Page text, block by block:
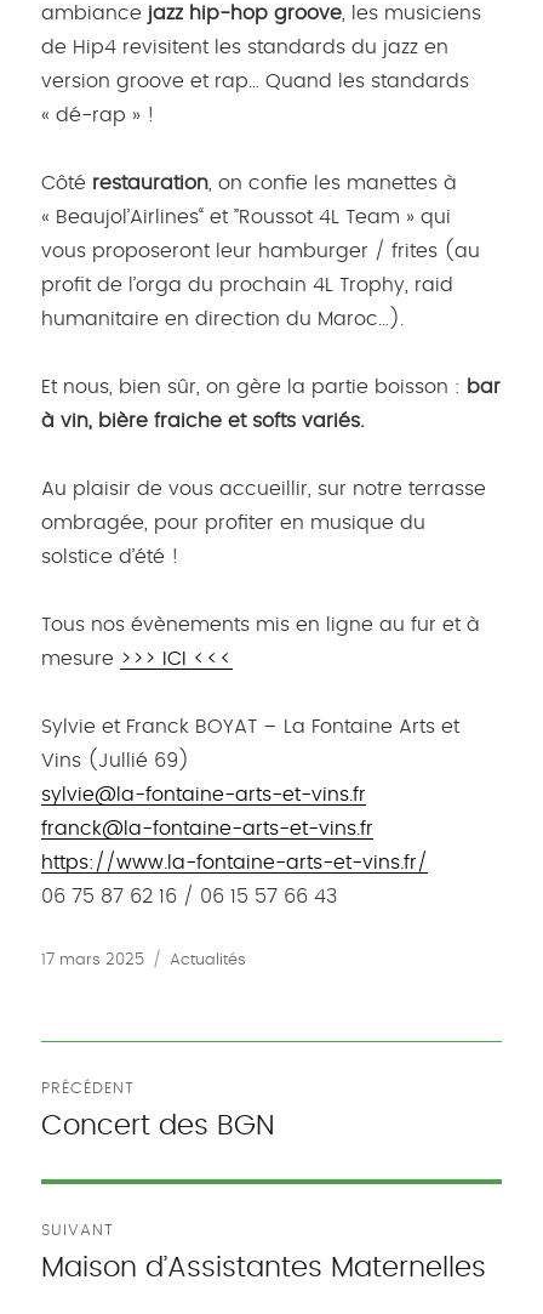
ambiance jazz hip-hop groove , les musiciens
de Hip4 revisitent les standards du jazz en
version groove et rap… Quand les standards
« dé-rap » !
Côté restauration , on confie les manettes à
« Beaujol’Airlines“ et ”Roussot 4L Team » qui
vous proposeront leur hamburger / frites (au
profit de l’orga du prochain 4L Trophy, raid
humanitaire en direction du Maroc…).
Et nous, bien sûr, on gère la partie boisson :
bar
à vin, bière fraiche et softs variés.
Au plaisir de vous accueillir, sur notre terrasse
ombragée, pour profiter en musique du
solstice d’été !
Tous nos évènements mis en ligne au fur et à
mesure >>> ICI <<<
Sylvie et Franck BOYAT – La Fontaine Arts et
Vins (Jullié 69)
sylvie@la-fontaine-arts-et-vins.fr
franck@la-fontaine-arts-et-vins.fr
https://www.la-fontaine-arts-et-vins.fr/
06 75 87 62 16 / 06 15 57 66 43
Publié
17 mars 2025 Catégories
Actualités
de
PRÉCÉDENT
Publication
Concert des BGN
SUIVANT
Publication
Maison d’Assistantes Maternelles